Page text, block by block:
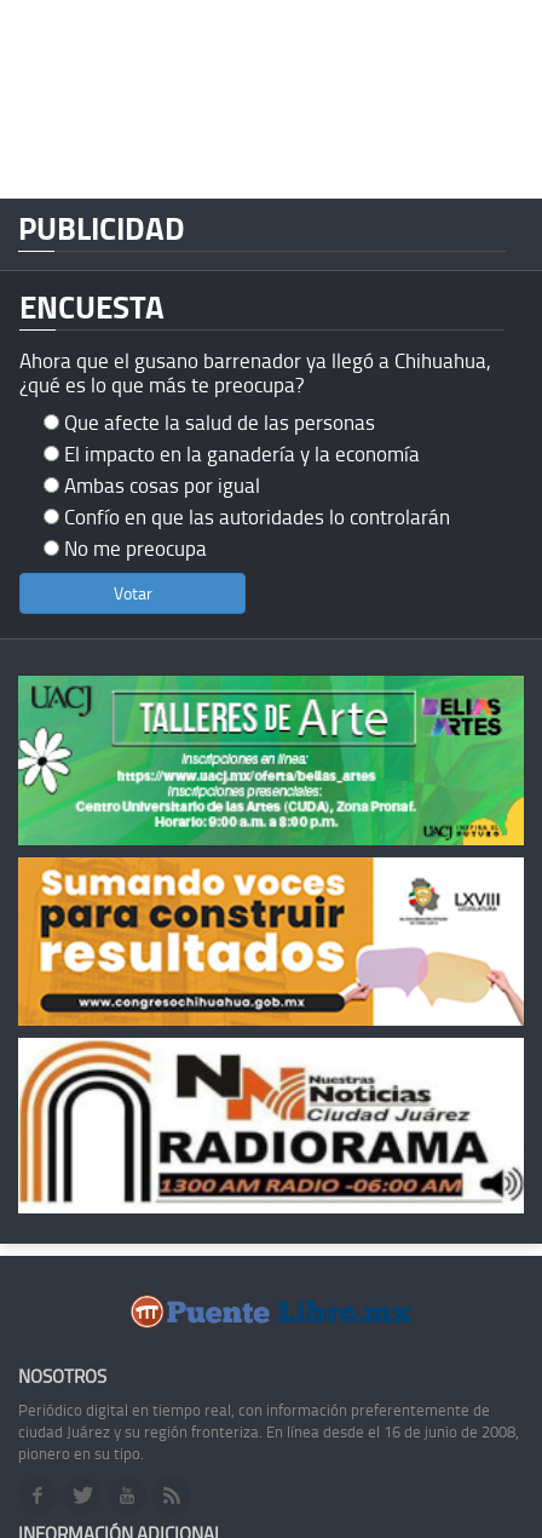
PUBLICIDAD
ENCUESTA
Ahora que el gusano barrenador ya llegó a Chihuahua,
¿qué es lo que más te preocupa?
Que afecte la salud de las personas
El impacto en la ganadería y la economía
Ambas cosas por igual
Confío en que las autoridades lo controlarán
No me preocupa
NOSOTROS
Periódico digital en tiempo real, con información preferentemente de
ciudad Juárez y su región fronteriza. En línea desde el 16 de junio de 2008,
pionero en su tipo.